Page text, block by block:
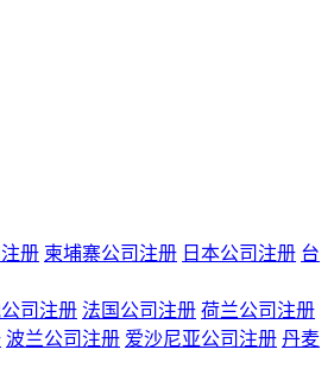
册 柬埔寨公司注册 日本公司注册 台
司注册 法国公司注册 荷兰公司注册
波兰公司注册 爱沙尼亚公司注册 丹麦